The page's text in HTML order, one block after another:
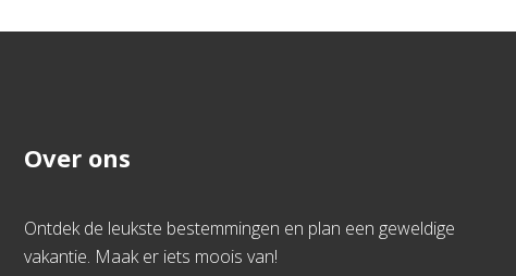
Over ons
Ontdek de leukste bestemmingen en plan een geweldige
vakantie. Maak er iets moois van!